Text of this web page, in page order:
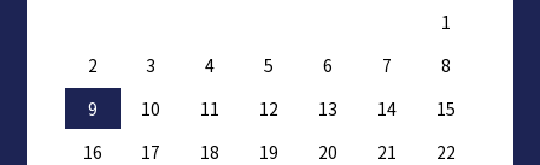
1
2
3 4 5 6 7
8
9
10 11 12 13 14
15
16
17 18 19 20 21
22